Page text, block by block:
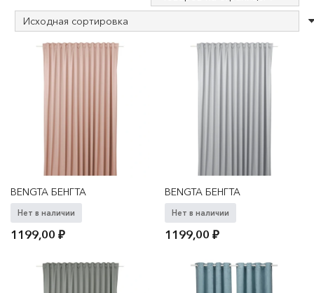
BENGTA БЕНГТА
Нет в наличии
1199,00₽
BENGTA БЕНГТА
Нет в наличии
1199,00₽